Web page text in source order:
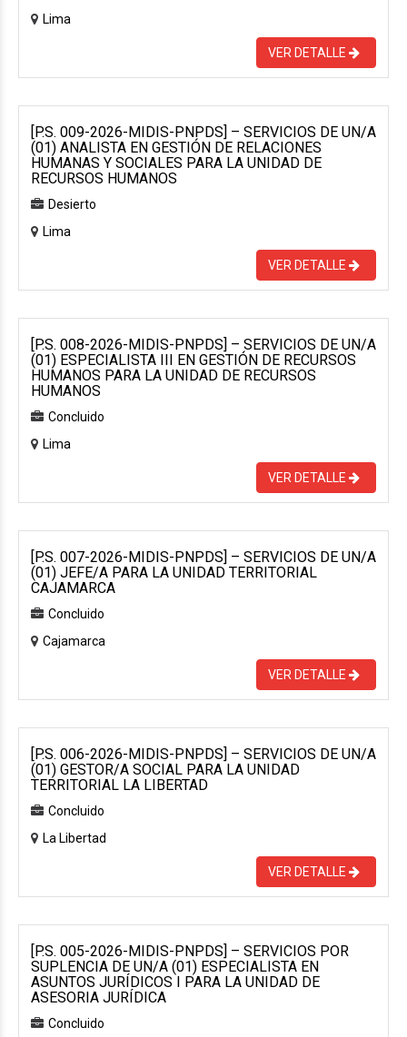
Lima
VER DETALLE
[P.S. 009-2026-MIDIS-PNPDS] – SERVICIOS DE UN/A
(01) ANALISTA EN GESTIÓN DE RELACIONES
HUMANAS Y SOCIALES PARA LA UNIDAD DE
RECURSOS HUMANOS
Desierto
Lima
VER DETALLE
[P.S. 008-2026-MIDIS-PNPDS] – SERVICIOS DE UN/A
(01) ESPECIALISTA III EN GESTIÓN DE RECURSOS
HUMANOS PARA LA UNIDAD DE RECURSOS
HUMANOS
Concluido
Lima
VER DETALLE
[P.S. 007-2026-MIDIS-PNPDS] – SERVICIOS DE UN/A
(01) JEFE/A PARA LA UNIDAD TERRITORIAL
CAJAMARCA
Concluido
Cajamarca
VER DETALLE
[P.S. 006-2026-MIDIS-PNPDS] – SERVICIOS DE UN/A
(01) GESTOR/A SOCIAL PARA LA UNIDAD
TERRITORIAL LA LIBERTAD
Concluido
La Libertad
VER DETALLE
[P.S. 005-2026-MIDIS-PNPDS] – SERVICIOS POR
SUPLENCIA DE UN/A (01) ESPECIALISTA EN
ASUNTOS JURÍDICOS I PARA LA UNIDAD DE
ASESORIA JURÍDICA
Concluido